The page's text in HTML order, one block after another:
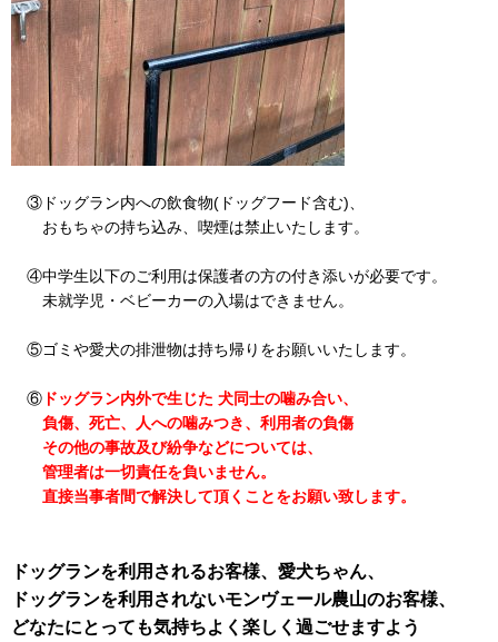
③ドッグラン内への飲食物(ドッグフード含む)、
おもちゃの持ち込み、喫煙は禁止いたします。
④中学生以下のご利用は保護者の方の付き添いが必要です。
未就学児・ベビーカーの入場はできません。
⑤ゴミや愛犬の排泄物は持ち帰りをお願いいたします。
⑥ ドッグラン内外で生じた 犬同士の噛み合い、
負傷、死亡、人への噛みつき、利用者の負傷
その他の事故及び紛争などについては、
管理者は一切責任を負いません。
直接当事者間で解決して頂くことをお願い致します。
ドッグランを利用されるお客様、愛犬ちゃん、
ドッグランを利用されないモンヴェール農山のお客様、
どなたにとっても気持ちよく楽しく過ごせますよう